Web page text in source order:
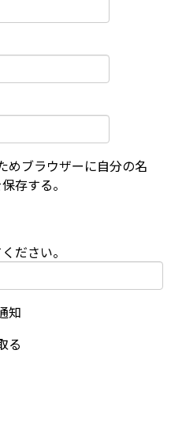
めブラウザーに自分の名
存する。
ださい。
知
る